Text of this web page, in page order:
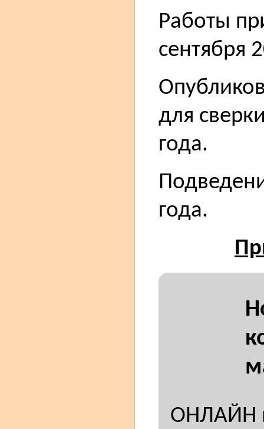
Работы
сентября
для
года.
года.
ОНЛАЙН